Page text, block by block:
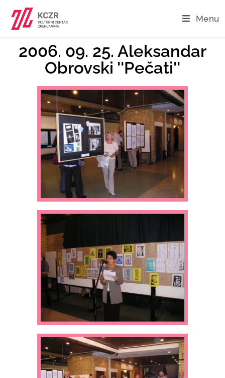
Menu
2006. 09. 25. Aleksandar
Obrovski ''Pečati''